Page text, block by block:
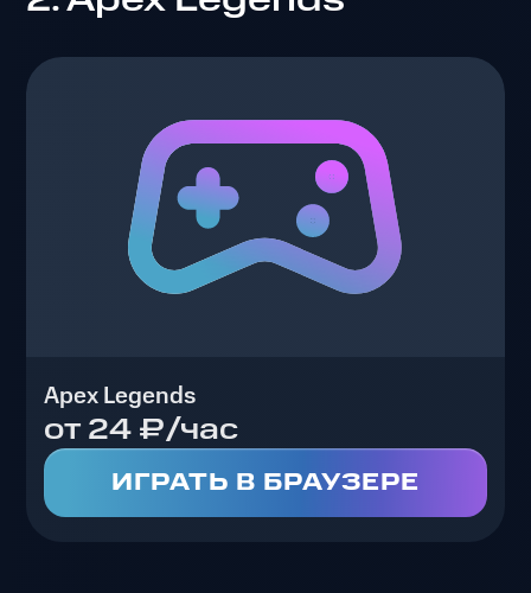
Apex Legends
от 24 ₽/час
ИГРАТЬ В БРАУЗЕРЕ